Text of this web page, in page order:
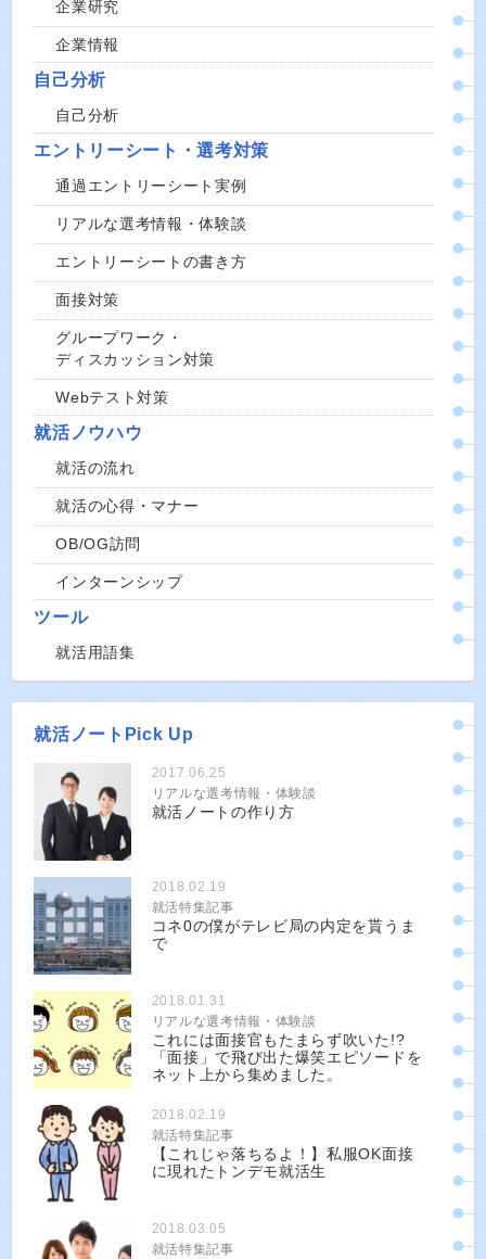
企業研究
企業情報
自己分析
自己分析
エントリーシート・選考対策
通過エントリーシート実例
リアルな選考情報・体験談
エントリーシートの書き方
面接対策
グループワーク・
ディスカッション対策
Webテスト対策
就活ノウハウ
就活の流れ
就活の心得・マナー
OB/OG訪問
インターンシップ
ツール
就活用語集
就活ノートPick Up
2017.06.25
リアルな選考情報・体験談
就活ノートの作り方
2018.02.19
就活特集記事
コネ0の僕がテレビ局の内定を貰うま
で
2018.01.31
リアルな選考情報・体験談
これには面接官もたまらず吹いた!?
「面接」で飛び出た爆笑エピソードを
ネット上から集めました。
2018.02.19
就活特集記事
【これじゃ落ちるよ！】私服OK面接
に現れたトンデモ就活生
2018.03.05
就活特集記事